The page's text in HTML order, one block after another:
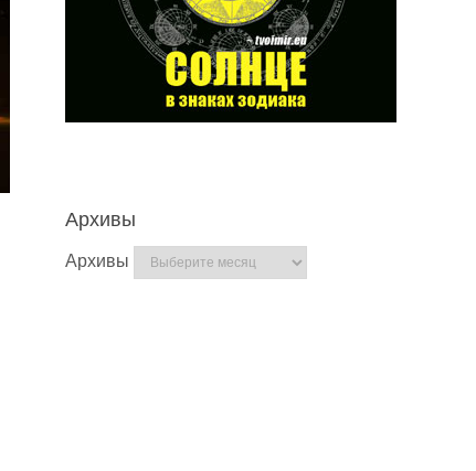
Архивы
Архивы